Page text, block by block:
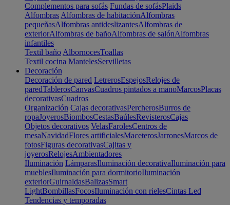
Complementos para sofás Fundas de sofásPlaids
Alfombras Alfombras de habitaciónAlfombras
pequeñasAlfombras antideslizantesAlfombras de
exteriorAlfombras de bañoAlfombras de salónAlfombras
infantiles
Textil baño AlbornocesToallas
Textil cocina MantelesServilletas
Decoración
Decoración de pared LetrerosEspejosRelojes de
paredTablerosCanvasCuadros pintados a manoMarcosPlacas
decorativasCuadros
Organización Cajas decorativasPercherosBurros de
ropaJoyerosBiombosCestasBaúlesRevisterosCajas
Objetos decorativos VelasFarolesCentros de
mesaNavidadFlores artificialesMaceterosJarronesMarcos de
fotosFiguras decorativasCajitas y
joyerosRelojesAmbientadores
Iluminación LámparasIluminación decorativaIluminación para
mueblesIluminación para dormitorioIluminación
exteriorGuirnaldasBalizasSmart
LightBombillasFocosIluminación con rielesCintas Led
Tendencias y temporadas